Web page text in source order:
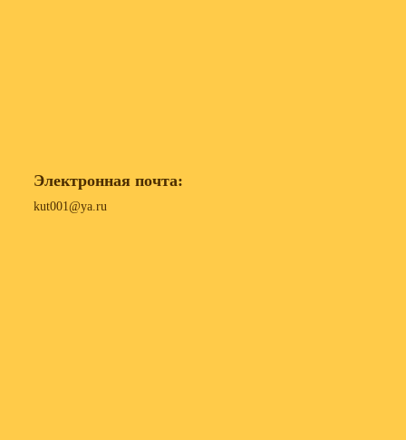
Электронная почта:
kut001@ya.ru